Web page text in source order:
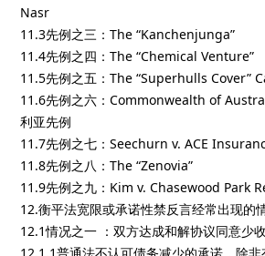
Nasr
11.3先例之三：The “Kanchenjunga”
11.4先例之四：The “Chemical Venture”
11.5先例之五：The “Superhulls Cover”
11.6先例之六：Commonwealth of
利亚先例
11.7先例之七：Seechurn v. ACE
11.8先例之八：The “Zenovia”
11.9先例之九：Kim v. Chasewood Park
12.衡平法宽限或承诺性禁反言经常出现的
12.1情况之一 ：双方达成和解协议同意少